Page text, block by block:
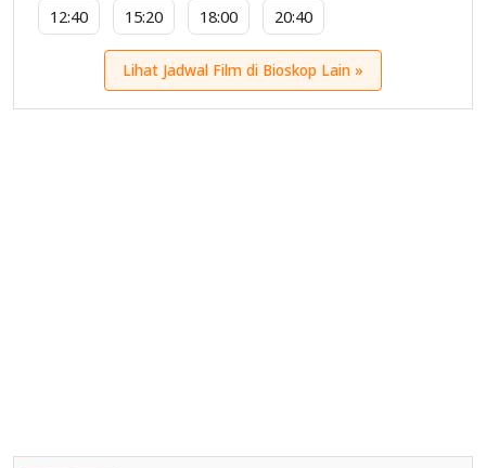
12:40 15:20 18:00 20:40
Lihat Jadwal Film di Bioskop Lain »